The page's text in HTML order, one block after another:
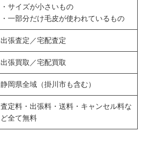
・サイズが小さいもの
・一部分だけ毛皮が使われているもの
出張査定／宅配査定
出張買取／宅配買取
静岡県全域（掛川市も含む）
査定料・出張料・送料・キャンセル料な
ど全て無料